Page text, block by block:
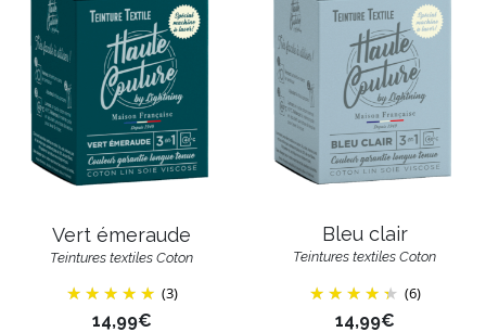
Vert émeraude
Teintures textiles Coton
(3)
14,99€
Bleu clair
Teintures textiles Coton
(6)
14,99€